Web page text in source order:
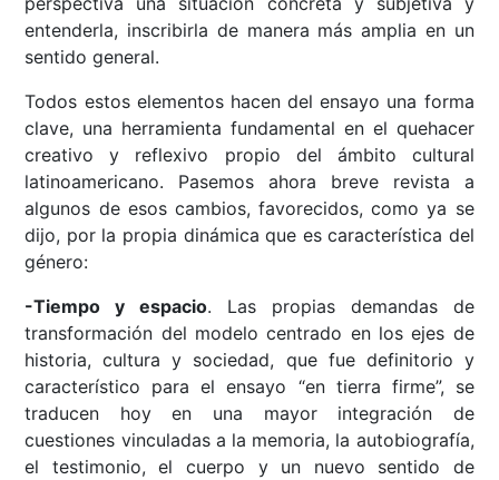
entenderla, inscribirla de manera más amplia en un
sentido general.
Todos estos elementos hacen del ensayo una forma
clave, una herramienta fundamental en el quehacer
creativo y reflexivo propio del ámbito cultural
latinoamericano. Pasemos ahora breve revista a
algunos de esos cambios, favorecidos, como ya se
dijo, por la propia dinámica que es característica del
género:
-Tiempo y espacio. Las propias demandas de
transformación del modelo centrado en los ejes de
historia, cultura y sociedad, que fue definitorio y
característico para el ensayo “en tierra firme”, se
traducen hoy en una mayor integración de
cuestiones vinculadas a la memoria, la autobiografía,
el testimonio, el cuerpo y un nuevo sentido de